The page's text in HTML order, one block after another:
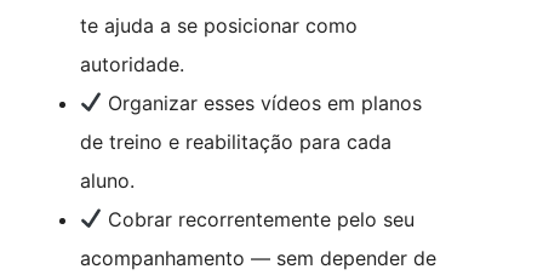
te ajuda a se posicionar como
autoridade.
Organizar esses vídeos em planos
de treino e reabilitação para cada
aluno.
Cobrar recorrentemente pelo seu
acompanhamento — sem depender de